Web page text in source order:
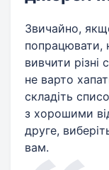
Звичайно,
попрацювати,
вивчити різні
не варто
складіть
з хорошими
друге,
вам.